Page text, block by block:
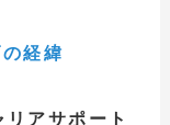
経緯
リアサポート